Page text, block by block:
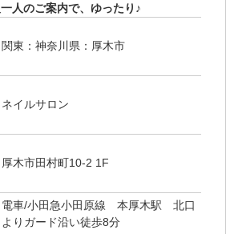
人のご案内で、ゆったり♪
関東：神奈川県：厚木市
ネイルサロン
厚木市田村町10-2 1F
電車/小田急小田原線 本厚木駅 北口
よりガード沿い徒歩8分